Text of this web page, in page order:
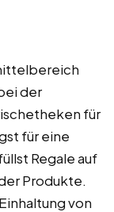
der
für
für eine
Regale auf
Produkte.
von